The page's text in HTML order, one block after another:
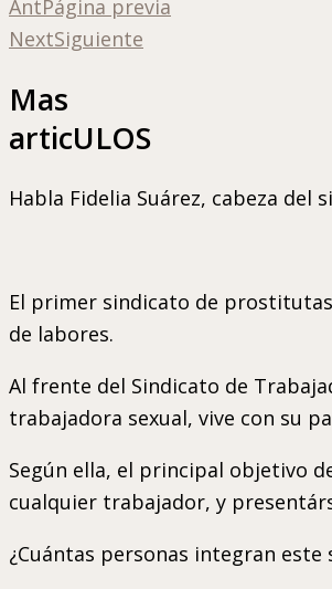
AntPágina previa
NextSiguiente
Mas
articULOS
Habla Fidelia Suárez, cabeza
El primer sindicato de
de labores.
Al frente del Sindicato de
trabajadora sexual, vive con su
Según ella, el principal objetivo
cualquier trabajador, y
¿Cuántas personas integran este